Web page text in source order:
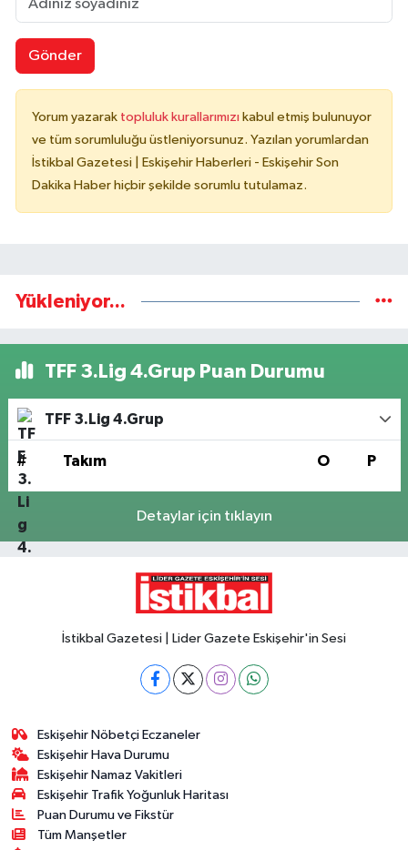
Gönder
Yorum yazarak topluluk kurallarımızı kabul etmiş bulunuyor
ve tüm sorumluluğu üstleniyorsunuz. Yazılan yorumlardan
İstikbal Gazetesi | Eskişehir Haberleri - Eskişehir Son
Dakika Haber hiçbir şekilde sorumlu tutulamaz.
Yükleniyor...
TFF 3.Lig 4.Grup Puan Durumu
TFF 3.Lig 4.Grup
# Takım O P
Detaylar için tıklayın
İstikbal Gazetesi | Lider Gazete Eskişehir'in Sesi
Eskişehir Nöbetçi Eczaneler
Eskişehir Hava Durumu
Eskişehir Namaz Vakitleri
Eskişehir Trafik Yoğunluk Haritası
Puan Durumu ve Fikstür
Tüm Manşetler